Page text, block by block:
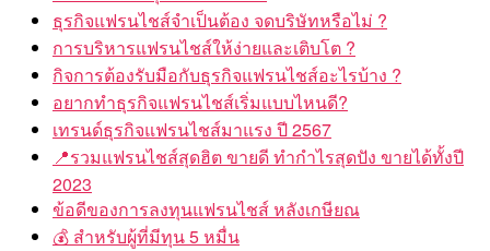
ธุรกิจแฟรนไชส์จำเป็นต้อง จดบริษัทหรือไม่ ?
การบริหารแฟรนไชส์ให้ง่ายและเติบโต ?
กิจการต้องรับมือกับธุรกิจแฟรนไชส์อะไรบ้าง ?
อยากทำธุรกิจแฟรนไชส์เริ่มแบบไหนดี?
เทรนด์ธุรกิจแฟรนไชส์มาแรง ปี 2567
📍รวมแฟรนไชส์สุดฮิต ขายดี ทำกำไรสุดปัง ขายได้ทั้งปี
2023
ข้อดีของการลงทุนแฟรนไชส์ หลังเกษียณ
💰 สำหรับผู้ที่มีทุน 5 หมื่น